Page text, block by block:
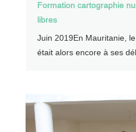
Formation cartographie
libres
Juin 2019En Mauritanie,
était alors encore à ses